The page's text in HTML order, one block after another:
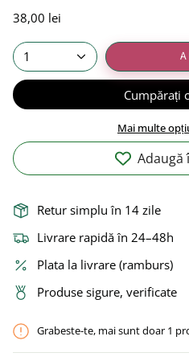
38,00 lei
1
Mai multe
Adaugă
Retur simplu în 14 zile
Livrare rapidă în 24–48h
Plata la livrare (ramburs)
Produse sigure, verificate
Grabeste-te, mai sunt doar 1